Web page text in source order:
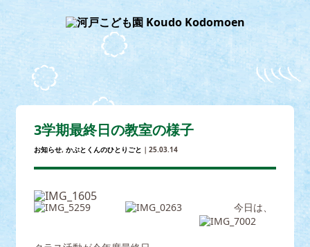
3学期最終日の教室の様子
お知らせ, かぶとくんのひとりごと ｜25.03.14
今日は、